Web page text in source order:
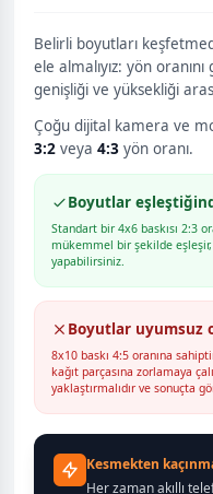
Belirli boyutları
ele almalıyız: yön
genişliği ve yüksekliği
Çoğu dijital kamera ve
3:2 veya 4:3 yön oranı.
Boyutlar
Standart bir 4x6 baskısı 2:3
mükemmel bir şekilde eşleşir,
yapabilirsiniz.
Boyutlar uyumsuz
8x10 baskı 4:5 oranına
kağıt parçasına zorlamaya
yaklaştırmalıdır ve sonuçta
Kesmekten
Her zaman akıllı